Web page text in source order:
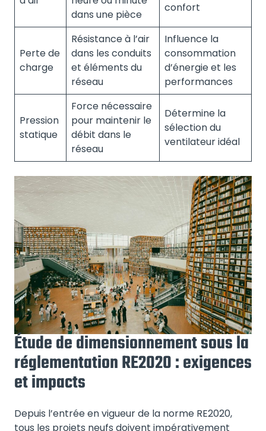
dans une pièce
confort
Perte de
charge
Résistance à l’air
dans les conduits
et éléments du
réseau
Influence la
consommation
d’énergie et les
performances
Pression
statique
Force nécessaire
pour maintenir le
débit dans le
réseau
Détermine la
sélection du
ventilateur idéal
Étude de dimensionnement sous la
réglementation RE2020 : exigences
et impacts
Depuis l’entrée en vigueur de la norme RE2020,
tous les projets neufs doivent impérativement